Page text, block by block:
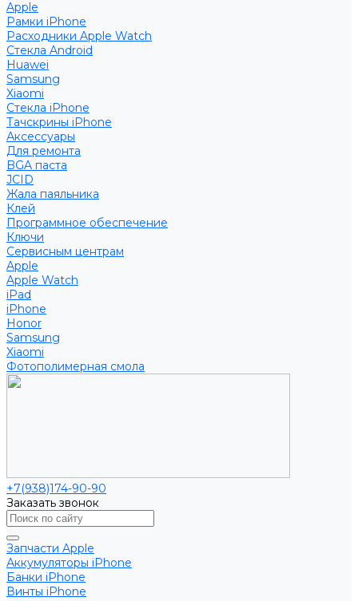
Apple
Рамки iPhone
Расходники Apple Watch
Стекла Android
Huawei
Samsung
Xiaomi
Стекла iPhone
Тачскрины iPhone
Аксессуары
Для ремонта
BGA паста
JCID
Жала паяльника
Клей
Программное обеспечение
Ключи
Сервисным центрам
Apple
Apple Watch
iPad
iPhone
Honor
Samsung
Xiaomi
Фотополимерная смола
+7(938)174-90-90
Заказать звонок
Запчасти Apple
Аккумуляторы iPhone
Банки iPhone
Винты iPhone